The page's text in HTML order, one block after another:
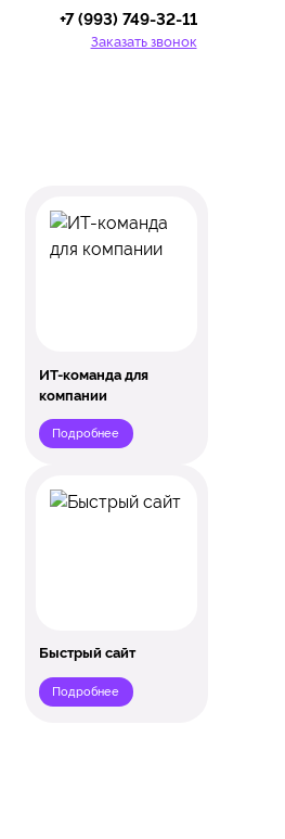
+7 (993) 749-32-11
Заказать звонок
ИТ-команда для
компании
Подробнее
Быстрый сайт
Подробнее